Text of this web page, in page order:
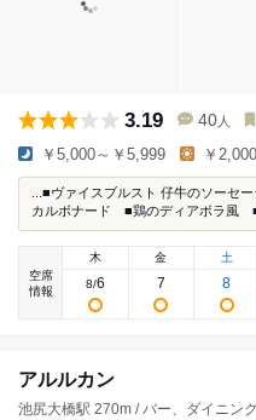
3.19 40 人
￥5,000～￥5,999 ￥
...■ヴァイスブルスト 仔牛のソーセ
カルボナード ■鶏のディアボラ風
空席
情報
木
8/6
金
7
土
8
アルルカン
池尻大橋駅 270m / バー、ダイニン